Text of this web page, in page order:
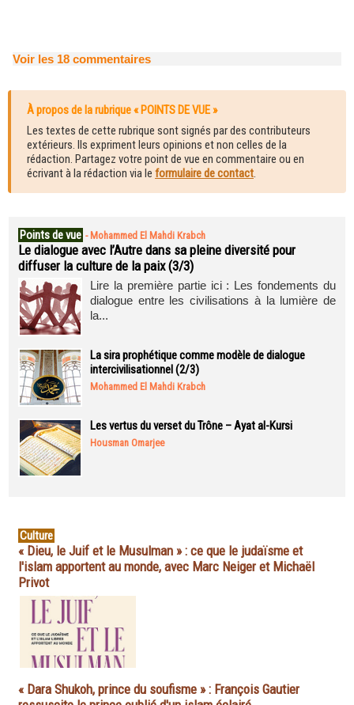
Voir les 18 commentaires
À propos de la rubrique « POINTS DE VUE »
Les textes de cette rubrique sont signés par des contributeurs
extérieurs. Ils expriment leurs opinions et non celles de la
rédaction. Partagez votre point de vue en commentaire ou en
écrivant à la rédaction via le formulaire de contact.
Points de vue - Mohammed El Mahdi Krabch
Le dialogue avec l’Autre dans sa pleine diversité pour
diffuser la culture de la paix (3/3)
Lire la première partie ici : Les fondements du
dialogue entre les civilisations à la lumière de
la...
La sira prophétique comme modèle de dialogue
intercivilisationnel (2/3)
Mohammed El Mahdi Krabch
Les vertus du verset du Trône – Ayat al-Kursi
Housman Omarjee
Culture
« Dieu, le Juif et le Musulman » : ce que le judaïsme et
l'islam apportent au monde, avec Marc Neiger et Michaël
Privot
« Dara Shukoh, prince du soufisme » : François Gautier